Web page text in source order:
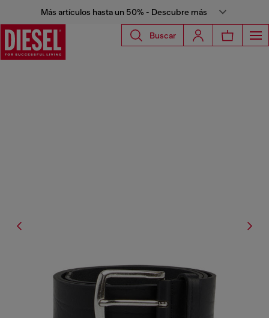
Más artículos hasta un 50% - Descubre más
Buscar